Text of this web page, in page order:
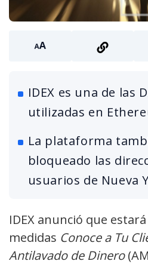
IDEX es una de las
utilizadas en
La plataforma
bloqueado las
usuarios de Nueva
IDEX anunció que
medidas Conoce a Tu
Antilavado de Dinero